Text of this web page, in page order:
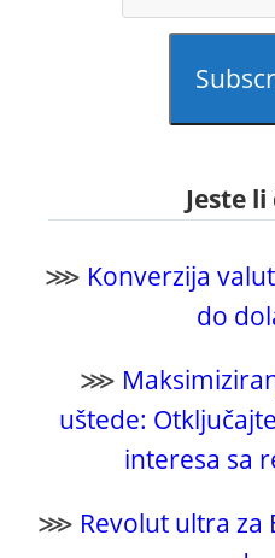
Jeste
⋙ Konverzija
do
⋙
uštede:
interesa sa
⋙ Revolut ultra za